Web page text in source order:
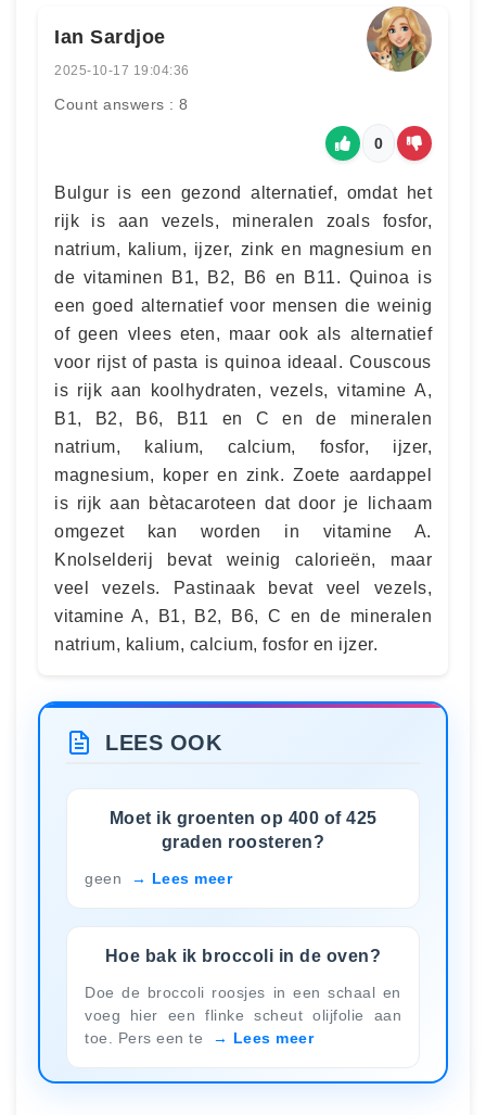
Ian Sardjoe
2025-10-17 19:04:36
Count answers : 8
0
Bulgur is een gezond alternatief, omdat het
rijk is aan vezels, mineralen zoals fosfor,
natrium, kalium, ijzer, zink en magnesium en
de vitaminen B1, B2, B6 en B11. Quinoa is
een goed alternatief voor mensen die weinig
of geen vlees eten, maar ook als alternatief
voor rijst of pasta is quinoa ideaal. Couscous
is rijk aan koolhydraten, vezels, vitamine A,
B1, B2, B6, B11 en C en de mineralen
natrium, kalium, calcium, fosfor, ijzer,
magnesium, koper en zink. Zoete aardappel
is rijk aan bètacaroteen dat door je lichaam
omgezet kan worden in vitamine A.
Knolselderij bevat weinig calorieën, maar
veel vezels. Pastinaak bevat veel vezels,
vitamine A, B1, B2, B6, C en de mineralen
natrium, kalium, calcium, fosfor en ijzer.
LEES OOK
Moet ik groenten op 400 of 425
graden roosteren?
geen Lees meer
Hoe bak ik broccoli in de oven?
Doe de broccoli roosjes in een schaal en
voeg hier een flinke scheut olijfolie aan
toe. Pers een te
Lees meer